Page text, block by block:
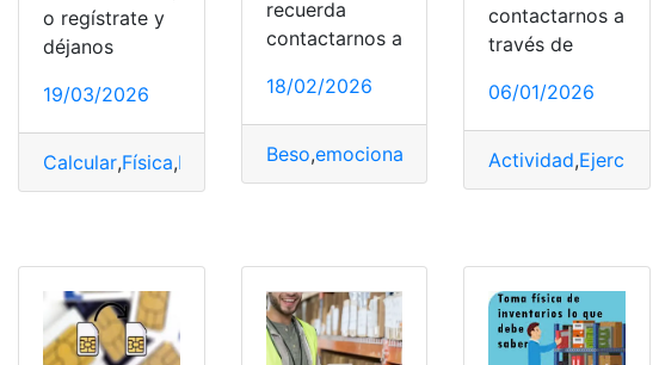
o regístrate y
déjanos
19/03/2026
Calcular,Física,Fórmula Identificación,Velocidad
recuerda
contactarnos a
18/02/2026
Beso,emocional Poder,Salud ,segundos
contactarnos a
través de
06/01/2026
Actividad,Ejercicios